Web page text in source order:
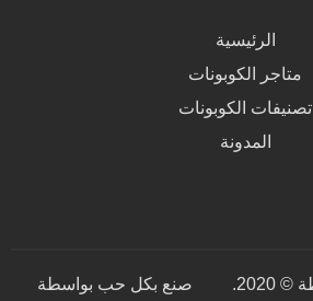
الرئيسية
متاجر الكوبونات
تصنيفات الكوبونات
المدونة
جميع الحقوق محفوظة © 2020.
صنع بكل حب بواسطة